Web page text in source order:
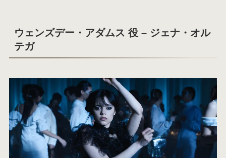
ウェンズデー・アダムス 役 – ジェナ・オル
テガ